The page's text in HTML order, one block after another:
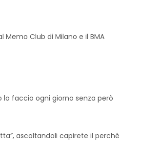
Club di Milano e il BMA
faccio ogni giorno senza però
ascoltandoli capirete il perché